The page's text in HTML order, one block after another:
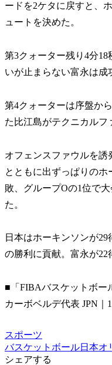
ードを2ケタに戻すと、
ュートを決めた。
第3クォーター残り4分
いが止まらない富永は成
第4クォーターは序盤か
た比江島がテクニカルフ
オフェンスファウルを誘
とともに出ずっぱりのホ
敗、グループOの1位で
た。
日本はホーキンソンが
の勝利に貢献。富永が22
■「FIBAバスケットボー
カーボベルデ代表 JPN｜
スポーツ
バスケットボール日本オ
シェアする